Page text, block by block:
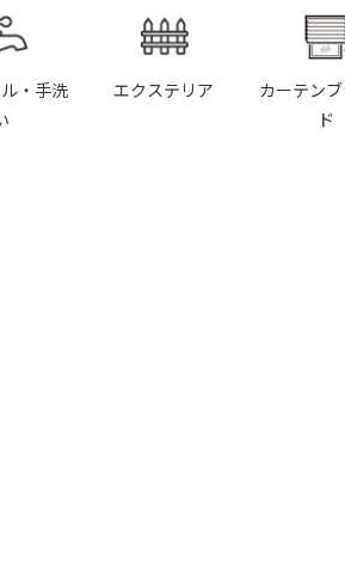
・手洗
エクステリア
カーテン
ド